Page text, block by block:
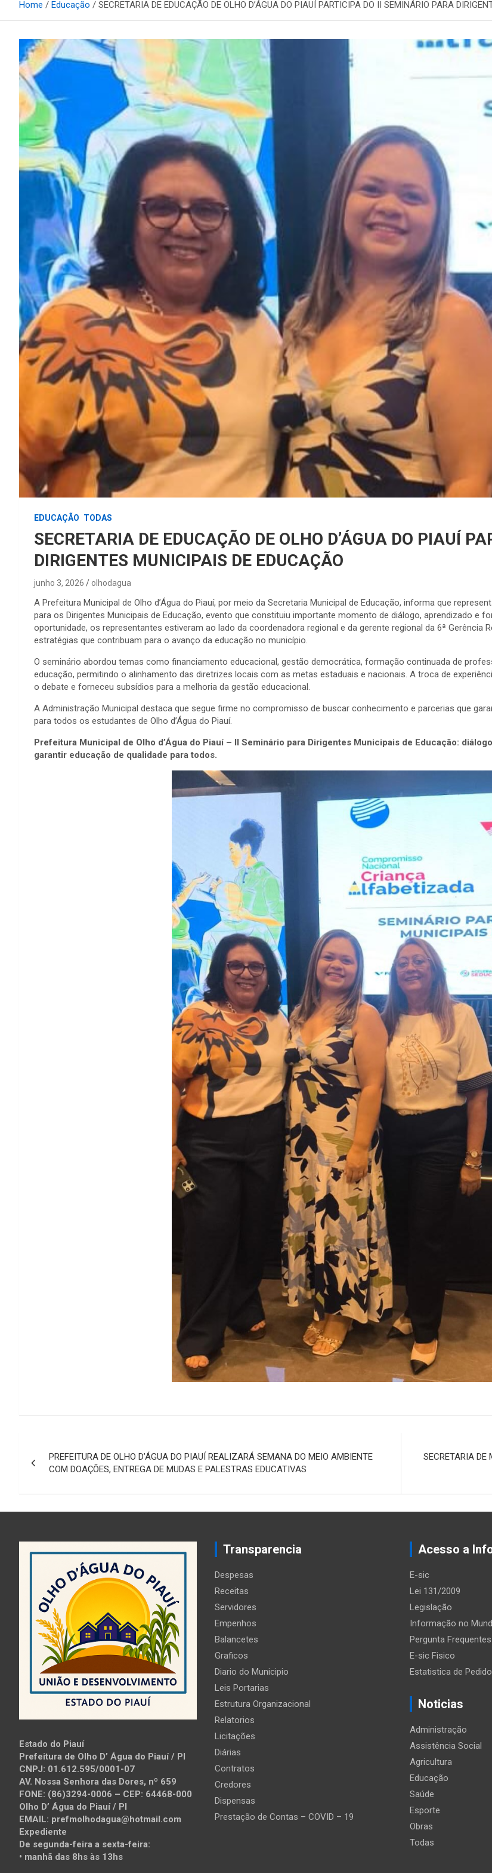
Home Educação SECRETARIA DE EDUCAÇÃO DE OLHO D’ÁGUA DO PIAUÍ PARTICIPA DO II SEMINÁRIO PARA
EDUCAÇÃO TODAS
SECRETARIA DE EDUCAÇÃO DE OLHO D’ÁGUA DO PIAUÍ
DIRIGENTES MUNICIPAIS DE EDUCAÇÃO
junho 3, 2026 olhodagua
A Prefeitura Municipal de Olho d’Água do Piauí, por meio da Secretaria Municipal de Educação, informa que
para os Dirigentes Municipais de Educação, evento que constituiu importante momento de diálogo, aprendizado e
oportunidade, os representantes estiveram ao lado da coordenadora regional e da gerente regional da 6ª Gerência
estratégias que contribuam para o avanço da educação no município.
O seminário abordou temas como financiamento educacional, gestão democrática, formação continuada de
educação, permitindo o alinhamento das diretrizes locais com as metas estaduais e nacionais. A troca de
o debate e forneceu subsídios para a melhoria da gestão educacional.
A Administração Municipal destaca que segue firme no compromisso de buscar conhecimento e parcerias que
para todos os estudantes de Olho d’Água do Piauí.
Prefeitura Municipal de Olho d’Água do Piauí – II Seminário para Dirigentes Municipais de Educação:
garantir educação de qualidade para todos.
de
Post
PREFEITURA DE OLHO D’ÁGUA DO PIAUÍ REALIZARÁ SEMANA DO MEIO AMBIENTE
COM DOAÇÕES, ENTREGA DE MUDAS E PALESTRAS EDUCATIVAS
SECRETARIA DE
Estado do Piauí
Prefeitura de Olho D’ Água do Piauí / PI
CNPJ: 01.612.595/0001-07
AV. Nossa Senhora das Dores, nº 659
FONE: (86)3294-0006 – CEP: 64468-000
Olho D’ Água do Piauí / PI
EMAIL: prefmolhodagua@hotmail.com
Expediente
De segunda-feira a sexta-feira:
• manhã das 8hs às 13hs
Transparencia
Despesas
Receitas
Servidores
Empenhos
Balancetes
Graficos
Diario do Municipio
Leis Portarias
Estrutura Organizacional
Relatorios
Licitações
Diárias
Contratos
Credores
Dispensas
Prestação de Contas – COVID – 19
Acesso a
E-sic
Lei 131/2009
Legislação
Informação no
Pergunta Frequentes
E-sic Fisico
Estatistica de
Noticias
Administração
Assistência Social
Agricultura
Educação
Saúde
Esporte
Obras
Todas